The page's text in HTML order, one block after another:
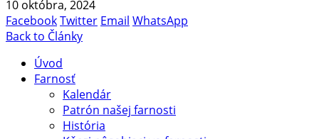
10 októbra, 2024
FacebookTwitter Email WhatsApp
Back to Články
Úvod
Farnosť
Kalendár
Patrón našej farnosti
História